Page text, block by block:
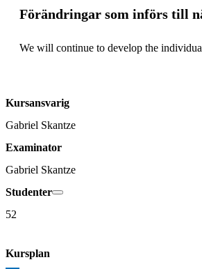
Förändringar som införs till
We will continue to develop the
Kursansvarig
Gabriel Skantze
Examinator
Gabriel Skantze
Studenter
52
Kursplan